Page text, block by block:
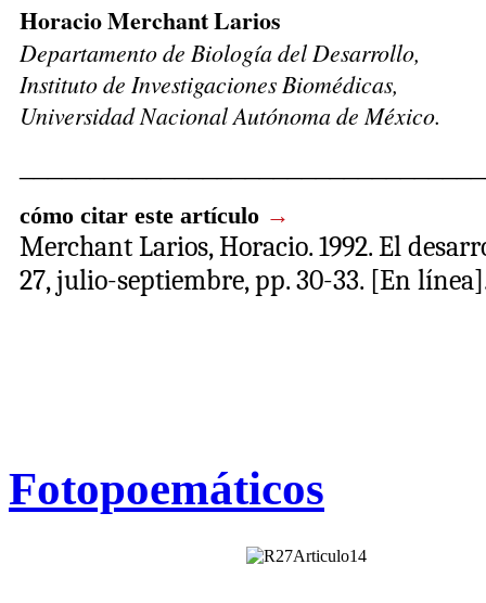
Horacio Merchant Larios
Departamento de Biología del Desarrollo,
Instituto de Investigaciones Biomédicas,
Universidad Nacional Autónoma de México.
cómo citar este artículo →
Merchant Larios, Horacio. 1992. El
27, julio-septiembre, pp. 30-33. [En
Fotopoemáticos